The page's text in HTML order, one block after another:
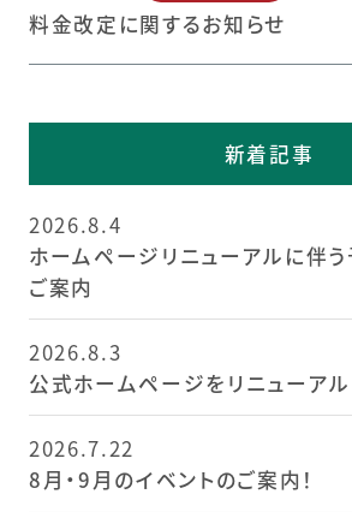
料金改定に関するお知らせ
新着記事
2026.8.4
ホームページリニューアルに伴
ご案内
2026.8.3
公式ホームページをリニューアル
2026.7.22
8月・9月のイベントのご案内！